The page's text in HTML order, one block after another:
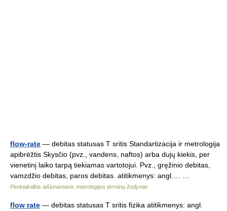
flow-rate — debitas statusas T sritis Standartizacija ir metrologija
apibrėžtis Skysčio (pvz., vandens, naftos) arba dujų kiekis, per
vienetinį laiko tarpą tiekiamas vartotojui. Pvz., gręžinio debitas,
vamzdžio debitas, paros debitas. atitikmenys: angl.… …
Penkiakalbis aiškinamasis metrologijos terminų žodynas
flow rate — debitas statusas T sritis fizika atitikmenys: angl.